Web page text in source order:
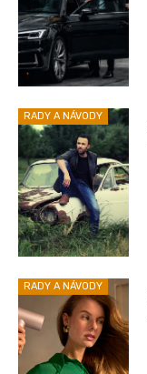
RADY A NÁVODY
RADY A NÁVODY